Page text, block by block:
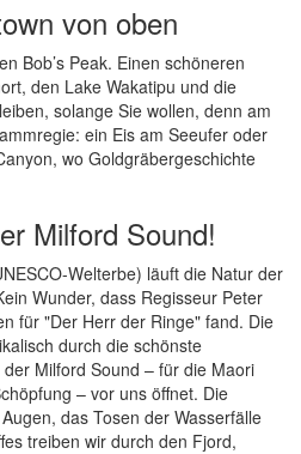
von oben
Bob’s Peak. Einen schöneren
den Lake Wakatipu und die
solange Sie wollen, denn am
ein Eis am Seeufer oder
wo Goldgräbergeschichte
Milford Sound!
Welterbe) läuft die Natur der
Wunder, dass Regisseur Peter
für "Der Herr der Ringe" fand. Die
durch die schönste
Milford Sound – für die Maori
– vor uns öffnet. Die
das Tosen der Wasserfälle
treiben wir durch den Fjord,